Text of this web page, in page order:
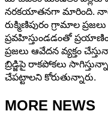
నరకయాతనగా మారింది.
రుక్మిణిపురం గ్రామాల
ప్రవహిస్తుండడంతో
ప్రజలు ఆవేదన వ్యక్తం
బ్రిడ్జిపై రాకపోకలు
చేపట్టాలని కోరుతున్నారు.
MORE NEWS